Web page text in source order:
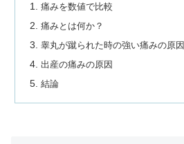
痛みを数値で比較
痛みとは何か？
睾丸が蹴られた時の強い痛みの原因
出産の痛みの原因
結論